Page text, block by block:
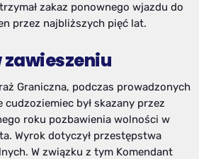
zakaz ponownego wjazdu do
przez najbliższych pięć lat.
zawieszeniu
Graniczna, podczas prowadzonych
był skazany przez
roku pozbawienia wolności w
Wyrok dotyczył przestępstwa
W związku z tym Komendant